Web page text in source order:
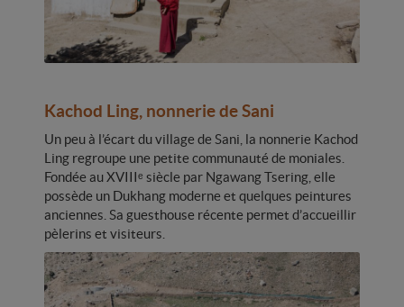
Kachod Ling, nonnerie de Sani
Un peu à l’écart du village de Sani, la nonnerie Kachod
Ling regroupe une petite communauté de moniales.
Fondée au XVIIIᵉ siècle par Ngawang Tsering, elle
possède un Dukhang moderne et quelques peintures
anciennes. Sa guesthouse récente permet d’accueillir
pèlerins et visiteurs.